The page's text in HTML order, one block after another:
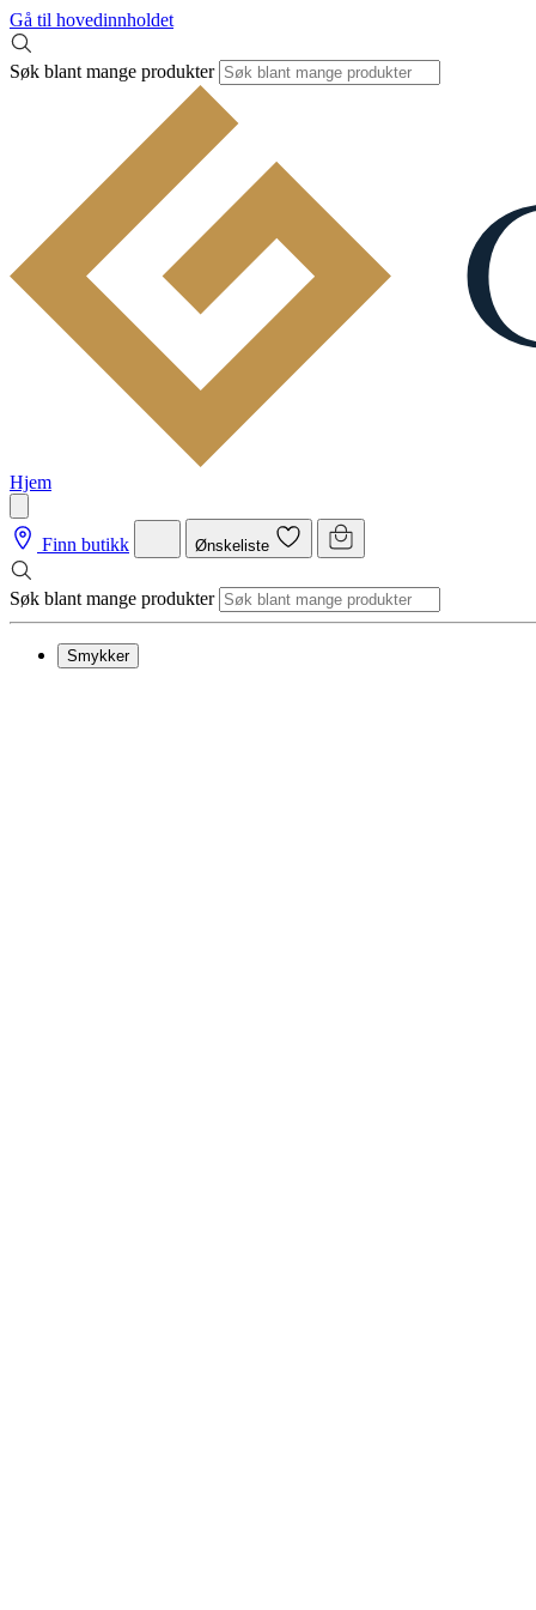
Gå til hovedinnholdet
Søk blant mange produkter
Hjem
Finn butikk Ønskeliste
Søk blant mange produkter
Smykker